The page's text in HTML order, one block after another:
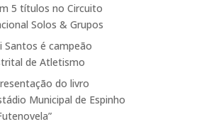
5 títulos no Circuito
Solos & Grupos
Santos é campeão
de Atletismo
do livro
Municipal de Espinho